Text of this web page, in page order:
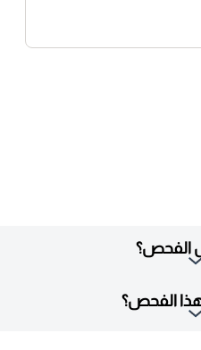
الفحص؟
الفحص؟